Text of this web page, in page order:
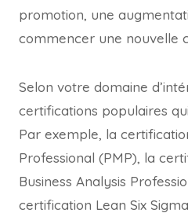
promotion, une
commencer une nouvelle
Selon votre domaine
certifications populaires
Par exemple, la
Professional (PMP), la
Business Analysis
certification Lean Six